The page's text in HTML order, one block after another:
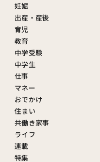
妊娠
出産・産後
育児
教育
中学受験
中学生
仕事
マネー
おでかけ
住まい
共働き家事
ライフ
連載
特集